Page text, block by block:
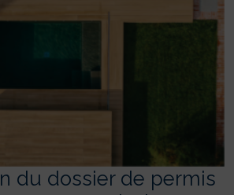
du dossier de permis